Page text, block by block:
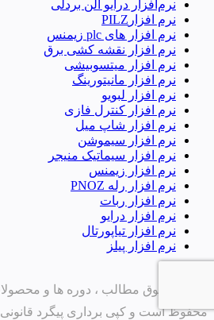
نرم‌افزار درایو آلن بردلی
نرم افزارPILZ
نرم افزار های plc زیمنس
نرم افزار نقشه کشی برق
نرم افزار میتسوبیشی
نرم افزار مانیتورینگ
نرم افزار لبویو
نرم افزار کنترل فازی
نرم افزار شاپ میل
نرم افزار سیموشن
نرم افزار سیماتیک منیجر
نرم افزار زیمنس
نرم افزار رله PNOZ
نرم افزار ربات
نرم افزار درایو
نرم افزار تیاپورتال
نرم افزار پیلز
تمامی حقوق مطالب ، دوره ها و
محفوظ است و کپی برداری پیگرد قانونی